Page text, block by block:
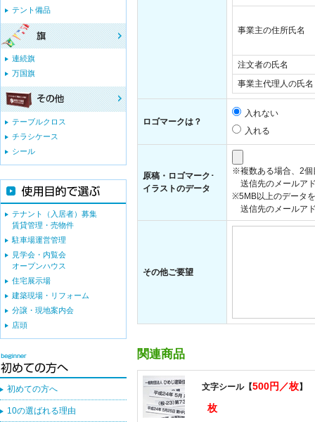
事業主の住所氏名
注文者の氏名
事業主代理人の氏名
ロゴマークは？
入れない
入れる
原稿・ロゴマーク･
イラストのデータ
※複数ある場合、2個
送信先のメールア
※5MB以上のデータ
送信先のメールア
その他ご要望
関連商品
文字シール【500円／枚】
枚
テント備品
連続旗
万国旗
テーブルクロス
チラシケース
シール
テナント（入居者）募集
賃貸管理・売物件
駐車場運営管理
見学会・内覧会
オープンハウス
住宅展示場
建築現場・リフォーム
分譲・現地案内会
店頭
初めての方へ
10の選ばれる理由